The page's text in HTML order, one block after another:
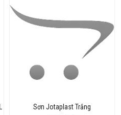
Sơn Jotaplast Trắng